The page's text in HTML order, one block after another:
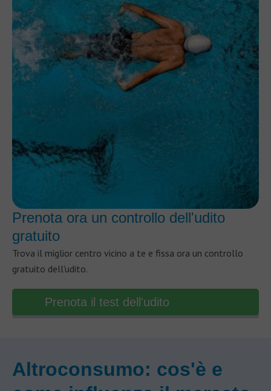
Prenota ora un controllo dell'udito
gratuito
Trova il miglior centro vicino a te e fissa ora un controllo
gratuito dell'udito.
Prenota il test dell'udito
Altroconsumo: cos'è e